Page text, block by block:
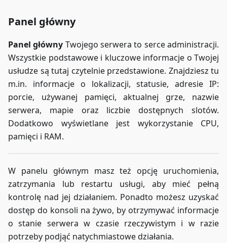
Panel główny
Panel główny Twojego serwera to serce administracji.
Wszystkie podstawowe i kluczowe informacje o Twojej
usłudze są tutaj czytelnie przedstawione. Znajdziesz tu
m.in. informacje o lokalizacji, statusie, adresie IP:
porcie, używanej pamięci, aktualnej grze, nazwie
serwera, mapie oraz liczbie dostępnych slotów.
Dodatkowo wyświetlane jest wykorzystanie CPU,
pamięci i RAM.
W panelu głównym masz też opcję uruchomienia,
zatrzymania lub restartu usługi, aby mieć pełną
kontrolę nad jej działaniem. Ponadto możesz uzyskać
dostęp do konsoli na żywo, by otrzymywać informacje
o stanie serwera w czasie rzeczywistym i w razie
potrzeby podjąć natychmiastowe działania.